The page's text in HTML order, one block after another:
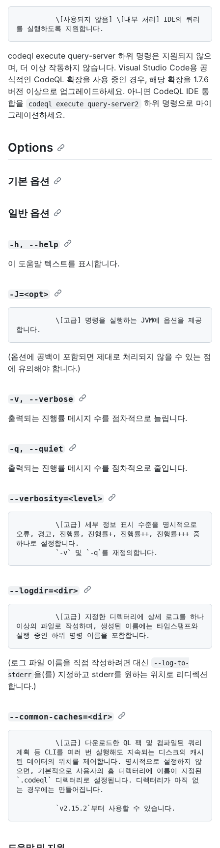
codeql execute query-server 하위 명령은 지원되지 않으
며, 더 이상 작동하지 않습니다. Visual Studio Code용 공
식적인 CodeQL 확장을 사용 중인 경우, 해당 확장을 1.7.6
버전 이상으로 업그레이드하세요. 아니면 CodeQL IDE 통
합을
codeql execute query-server2
하위 명령으로 마이
그레이션하세요.
Options
기본 옵션
일반 옵션
-h, --help
이 도움말 텍스트를 표시합니다.
-J=<opt>
(옵션에 공백이 포함되면 제대로 처리되지 않을 수 있는 점
에 유의해야 합니다.)
-v, --verbose
출력되는 진행률 메시지 수를 점차적으로 늘립니다.
-q, --quiet
출력되는 진행률 메시지 수를 점차적으로 줄입니다.
--verbosity=<level>
오류, 경고, 진행률, 진행률+, 진행률++, 진행률+++ 중
하나로 설정합니다.
--logdir=<dir>
이상의 파일로 작성하며, 생성된 이름에는 타임스탬프와
(로그 파일 이름을 직접 작성하려면 대신
--log-to-
stderr 을(를) 지정하고 stderr를 원하는 위치로 리디렉션
합니다.)
--common-caches=<dir>
계획 등 CLI를 여러 번 실행해도 지속되는 디스크의 캐시
된 데이터의 위치를 제어합니다. 명시적으로 설정하지 않
으면, 기본적으로 사용자의 홈 디렉터리에 이름이 지정된
`.codeql` 디렉터리로 설정됩니다. 디렉터리가 아직 없
는 경우에는 만들어집니다.